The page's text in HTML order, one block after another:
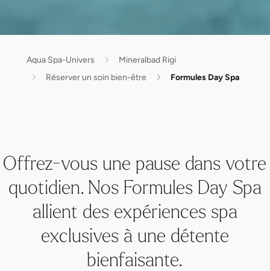
Aqua Spa-Univers
Mineralbad Rigi
Réserver un soin bien-être
Formules Day Spa
Offrez-vous une pause dans votre
quotidien. Nos Formules Day Spa
allient des expériences spa
exclusives à une détente
bienfaisante.